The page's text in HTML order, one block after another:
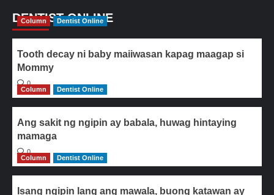
DENTIST ONLINE
Column Dentist Online
Tooth decay ni baby maiiwasan kapag maagap si
Mommy
0
Column
Dentist Online
Ang sakit ng ngipin ay babala, huwag hintaying
mamaga
0
Column
Dentist Online
Isang ngipin lang ang mawala, buong katawan ay